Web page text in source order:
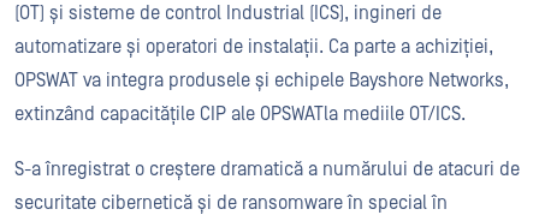
(OT) și sisteme de control Industrial (ICS), ingineri de
automatizare și operatori de instalații. Ca parte a achiziției,
OPSWAT va integra produsele și echipele Bayshore Networks,
extinzând capacitățile CIP ale OPSWATla mediile OT/ICS.
S-a înregistrat o creștere dramatică a numărului de atacuri de
securitate cibernetică și de ransomware în special în